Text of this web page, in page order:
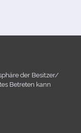
der Besitzer/​
Betreten kann